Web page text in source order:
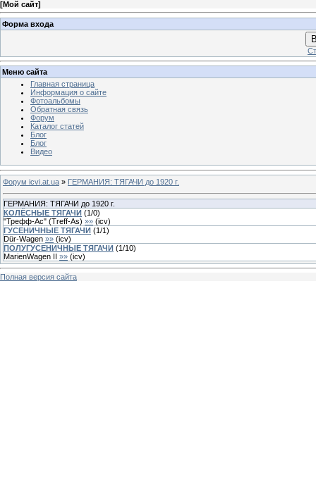
[Мой сайт]
Форма входа
Меню сайта
Главная страница
Информация о сайте
Фотоальбомы
Обратная связь
Форум
Каталог статей
Блог
Блог
Видео
Форум icvi.at.ua » ГЕРМАНИЯ: ТЯГАЧИ до 1920 г.
ГЕРМАНИЯ: ТЯГАЧИ до 1920 г.
КОЛЁСНЫЕ ТЯГАЧИ (1/0)
"Трефф-Ас" (Treff-As) »» (icv)
ГУСЕНИЧНЫЕ ТЯГАЧИ (1/1)
Dür-Wagen »» (icv)
ПОЛУГУСЕНИЧНЫЕ ТЯГАЧИ (1/10)
MarienWagen II »» (icv)
Полная версия сайта